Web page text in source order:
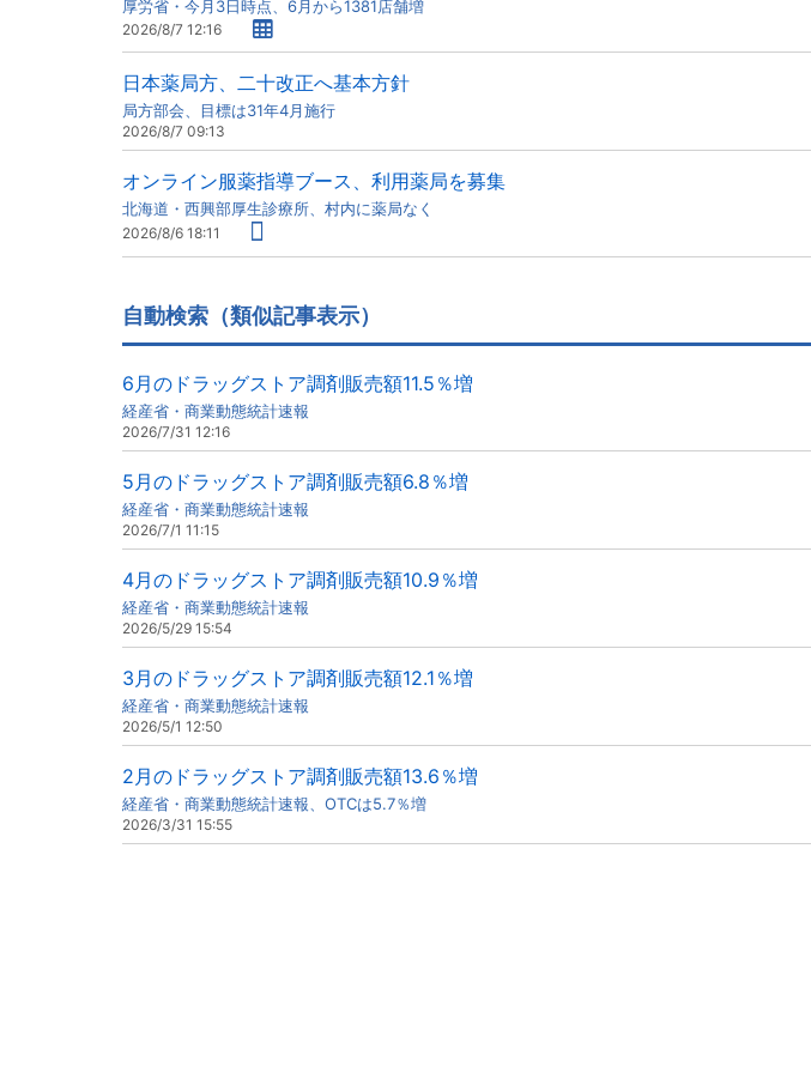
厚労省・今月3日時点、6月から1381店舗増
2026/8/7 12:16
日本薬局方、二十改正へ基本方針
局方部会、目標は31年4月施行
2026/8/7 09:13
オンライン服薬指導ブース、利用薬局を募集
北海道・西興部厚生診療所、村内に薬局なく
2026/8/6 18:11
自動検索（類似記事表示）
6月のドラッグストア調剤販売額11.5％増
経産省・商業動態統計速報
2026/7/31 12:16
5月のドラッグストア調剤販売額6.8％増
経産省・商業動態統計速報
2026/7/1 11:15
4月のドラッグストア調剤販売額10.9％増
経産省・商業動態統計速報
2026/5/29 15:54
3月のドラッグストア調剤販売額12.1％増
経産省・商業動態統計速報
2026/5/1 12:50
2月のドラッグストア調剤販売額13.6％増
経産省・商業動態統計速報、OTCは5.7％増
2026/3/31 15:55